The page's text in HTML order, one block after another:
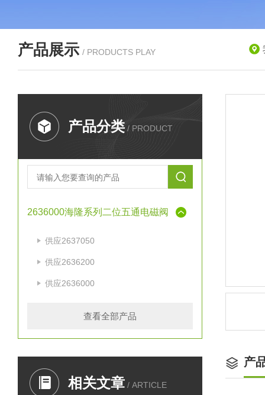
产品展示 / PRODUCTS PLAY
产品分类 / PRODUCT
2636000海隆系列二位五通电磁阀
供应2637050
供应2636200
供应2636000
查看全部产品
相关文章 / ARTICLE
产